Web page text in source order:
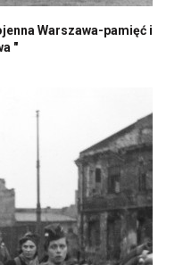
Warszawa-pamięć i
"